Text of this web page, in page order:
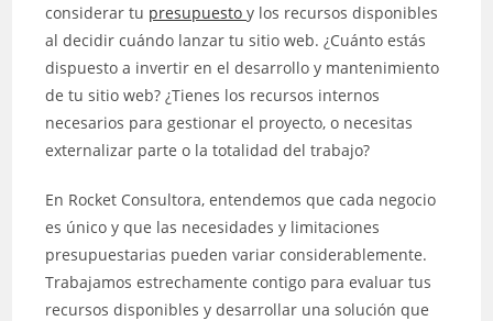
considerar tu presupuestoy los recursos disponibles
al decidir cuándo lanzar tu sitio web. ¿Cuánto estás
dispuesto a invertir en el desarrollo y mantenimiento
de tu sitio web? ¿Tienes los recursos internos
necesarios para gestionar el proyecto, o necesitas
externalizar parte o la totalidad del trabajo?
En Rocket Consultora, entendemos que cada negocio
es único y que las necesidades y limitaciones
presupuestarias pueden variar considerablemente.
Trabajamos estrechamente contigo para evaluar tus
recursos disponibles y desarrollar una solución que